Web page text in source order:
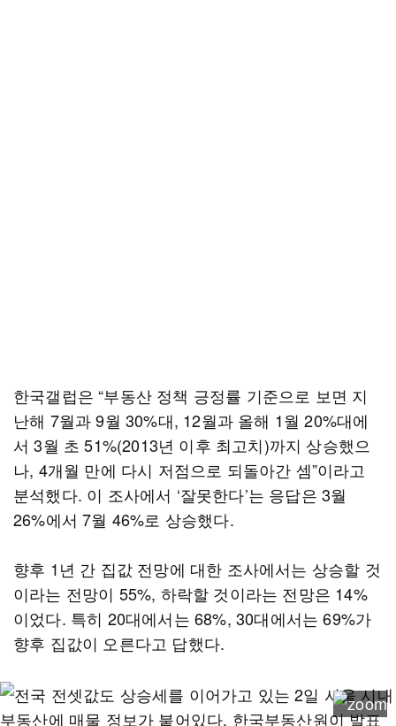
한국갤럽은 “부동산 정책 긍정률 기준으로 보면 지
난해 7월과 9월 30%대, 12월과 올해 1월 20%대에
서 3월 초 51%(2013년 이후 최고치)까지 상승했으
나, 4개월 만에 다시 저점으로 되돌아간 셈”이라고
분석했다. 이 조사에서 ‘잘못한다’는 응답은 3월
26%에서 7월 46%로 상승했다.
향후 1년 간 집값 전망에 대한 조사에서는 상승할 것
이라는 전망이 55%, 하락할 것이라는 전망은 14%
이었다. 특히 20대에서는 68%, 30대에서는 69%가
향후 집값이 오른다고 답했다.